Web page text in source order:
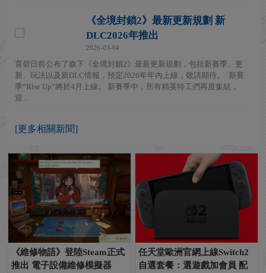
《全境封鎖2》最新更新規劃 新
DLC2026年推出
2026-03-04
育碧日前公布了旗下《全境封鎖2》最新更新規劃，包括新賽季、更
新、玩法以及新DLC情報，預定2026年年內上線，敬請期待。 ·新賽
季“Rise Up”將於4月上線。 新賽季中，所有精英特工們再度集結，
迎...
[更多相關新聞]
《維修物語》登陸Steam正式
推出 電子設備維修模擬器
任天堂歐洲官網上線Switch2
自選套餐：選遊戲加會員 配